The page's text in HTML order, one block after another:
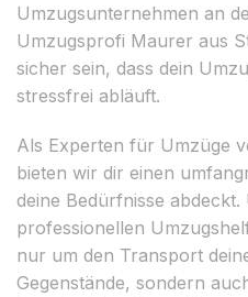
Umzugsunternehmen an
Umzugsprofi Maurer aus
sicher sein, dass dein
stressfrei abläuft.
Als Experten für Umzüge
bieten wir dir einen
deine Bedürfnisse
professionellen
nur um den Transport
Gegenstände, sondern